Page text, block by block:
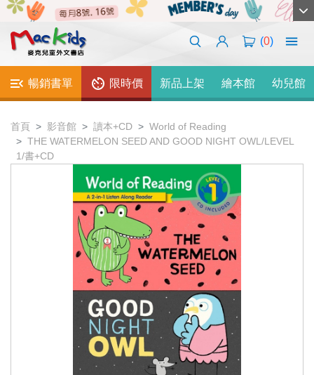
(0)
暢銷書單 限時價 新品上架 繪本館 幼兒館
首頁 影音館 讀本+CD
World of Reading
THE WATERMELON SEED AND GOOD NIGHT OWL/LEVEL
1/書+CD